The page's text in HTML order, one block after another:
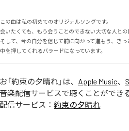
この曲は私の初めてのオリジナルソングです。
会いたくても、もう会うことのできない大切な人との
そして、今の自分を信じて前に向かって進もう、き
中を押してくれるバラードになっています。
「約束の夕晴れ 」は、 Apple Music、
楽配信サービスで聴くことができる
信サービス： 約束の夕晴れ